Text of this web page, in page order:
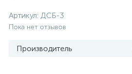
Артикул: ДСБ-3
Пока нет отзывов
Производитель